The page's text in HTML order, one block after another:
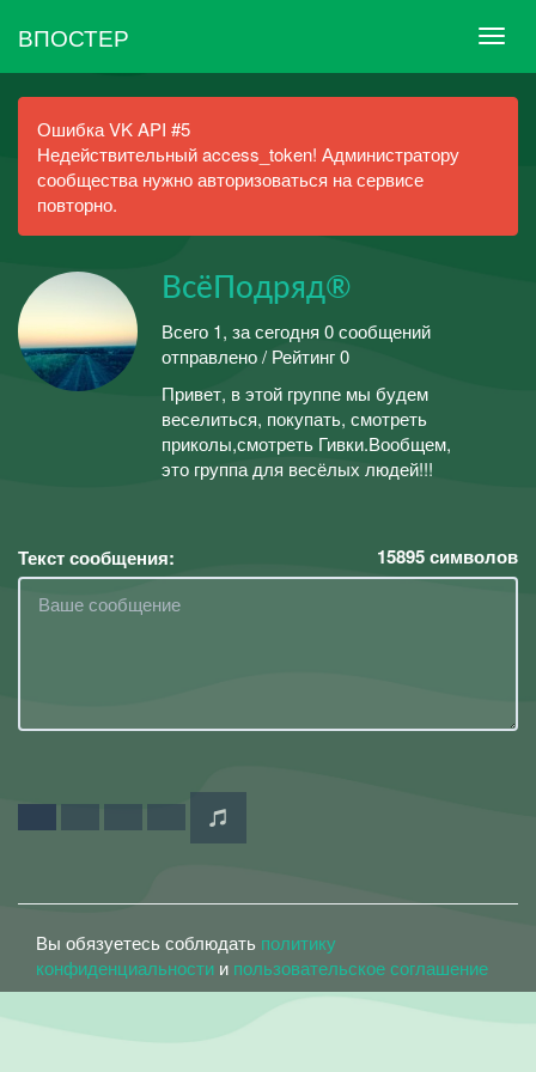
ВПОСТЕР
Ошибка VK API #5
Недействительный access_token! Администратору
сообщества нужно авторизоваться на сервисе
повторно.
ВсёПодряд®
Всего 1, за сегодня 0 сообщений
отправлено / Рейтинг 0
Привет, в этой группе мы будем
веселиться, покупать, смотреть
приколы,смотреть Гивки.Вообщем,
это группа для весёлых людей!!!
Текст сообщения: 15895символов
Вы обязуетесь соблюдать политику
конфиденциальности и пользовательское соглашение